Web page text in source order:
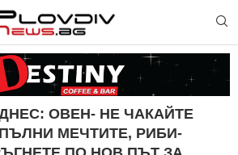
ОВЕН- НЕ ЧАКАЙТЕ
МЕЧТИТЕ, РИБИ-